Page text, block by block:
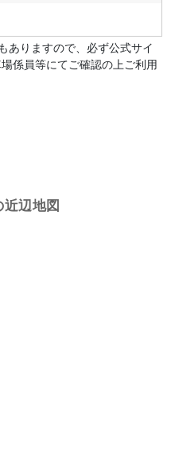
ありますので、必ず公式サイ
係員等にてご確認の上ご利用
辺地図